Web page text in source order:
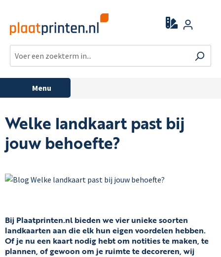
Menu
Welke landkaart past bij
jouw behoefte?
Bij Plaatprinten.nl bieden we vier unieke soorten
landkaarten aan die elk hun eigen voordelen hebben.
Of je nu een kaart nodig hebt om notities te maken, te
plannen, of gewoon om je ruimte te decoreren, wij